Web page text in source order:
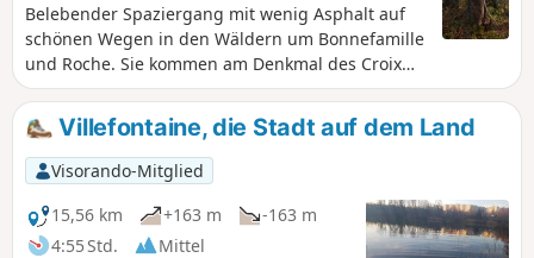
Belebender Spaziergang mit wenig Asphalt auf
schönen Wegen in den Wäldern um Bonnefamille
und Roche. Sie kommen am Denkmal des Croix
Châtain vorbei und schlängeln sich nach der
Durchquerung von Roche durch den Wald, wo Sie
die Steine mit Schalensteinen von Roche
entdecken können.
Villefontaine, die Stadt auf dem Land
Visorando-Mitglied
15,56 km
+163 m
-163 m
4:55 Std.
Mittel